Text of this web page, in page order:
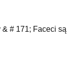
# 171; Faceci są